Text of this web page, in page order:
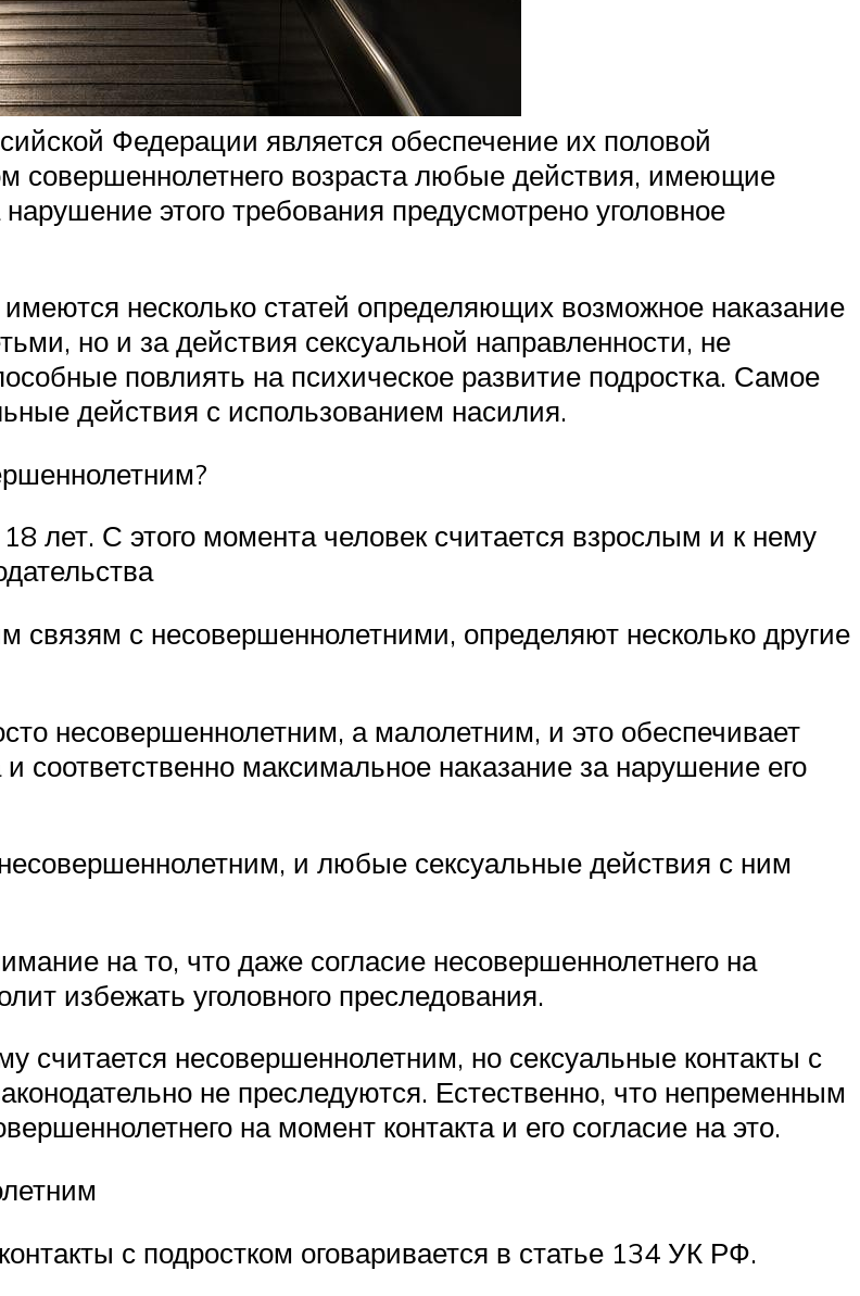
Федерации является обеспечение их половой
совершеннолетнего возраста любые действия, имеющие
этого требования предусмотрено уголовное
несколько статей определяющих возможное наказание
но и за действия сексуальной направленности, не
повлиять на психическое развитие подростка. Самое
действия с использованием насилия.
лет. С этого момента человек считается взрослым и к нему
с несовершеннолетними, определяют несколько другие
несовершеннолетним, а малолетним, и это обеспечивает
соответственно максимальное наказание за нарушение его
и любые сексуальные действия с ним
на то, что даже согласие несовершеннолетнего на
избежать уголовного преследования.
считается несовершеннолетним, но сексуальные контакты с
не преследуются. Естественно, что непременным
на момент контакта и его согласие на это.
с подростком оговаривается в статье 134 УК РФ.